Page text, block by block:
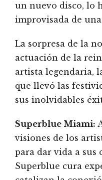
un nuevo disco, lo
improvisada de
La sorpresa de la
actuación de la
artista legendaria,
que llevó las
sus inolvidables
Superblue Miami:
visiones de los
para dar vida a sus
Superblue cura